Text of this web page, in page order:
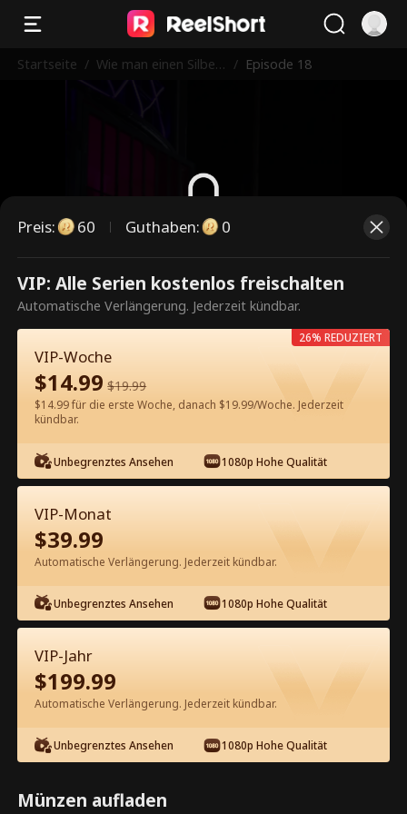
Startseite / Wie man einen Silberf / Episode 18
Dies ist eine kostenpflichtige
Episode. Bitte entsperren, um
weiterzusehen.
60Jetzt entsperren
Kostenlos in der App ansehen
Episode 18 - Wie man einen
Silberfuchs zähmt Kompletter Film
1-50 51-71
18 19 21 22
Preis: 60 Guthaben: 0
VIP: Alle Serien kostenlos freischalten
Automatische Verlängerung. Jederzeit kündbar.
VIP-Woche
$14.99 $19.99
$14.99 für die erste Woche, danach $19.99/Woche. Jederzeit
kündbar.
Unbegrenztes Ansehen 1080p Hohe Qualität
26% REDUZIERT
VIP-Monat
$39.99
Automatische Verlängerung. Jederzeit kündbar.
Unbegrenztes Ansehen 1080p Hohe Qualität
VIP-Jahr
$199.99
Automatische Verlängerung. Jederzeit kündbar.
Unbegrenztes Ansehen 1080p Hohe Qualität
Münzen aufladen